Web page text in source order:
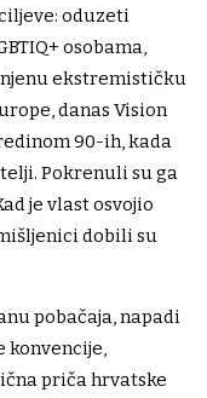
oduzeti
osobama,
ekstremističku
danas Vision
90-ih, kada
Pokrenuli su ga
je vlast osvojio
dobili su
pobačaja, napadi
konvencije,
priča hrvatske